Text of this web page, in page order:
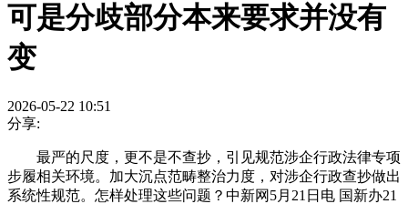
可是分歧部分本来要求并没有
变
2026-05-22 10:51
分享:
最严的尺度，更不是不查抄，引见规范涉企行政法律专项
步履相关环境。加大沉点范畴整治力度，对涉企行政查抄做出
系统性规范。怎样处理这些问题？中新网5月21日电 国新办21